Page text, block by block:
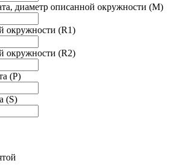
диаметр описанной окружности (M)
окружности (R1)
окружности (R2)
(P)
(S)